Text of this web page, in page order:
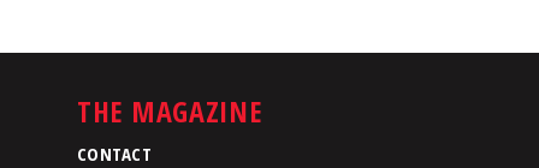
THE MAGAZINE
CONTACT